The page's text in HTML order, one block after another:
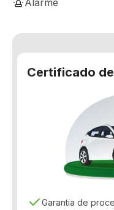
Alarme
Assistente de
Banco Bi-Partido
Banco do
Computador de
Controle de tração
Desembaçador
Direção elétrica
Certificado de
Garantia de